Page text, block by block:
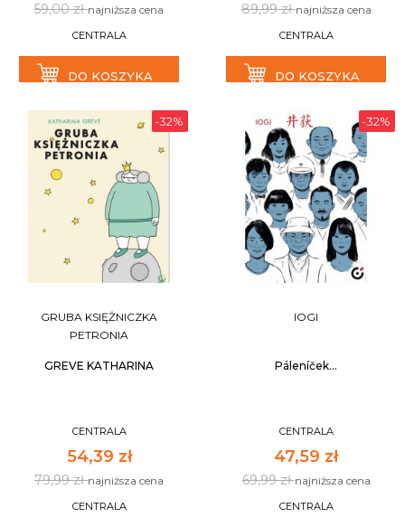
59,00 złnajniższa cena
CENTRALA
DO KOSZYKA
89,99 złnajniższa cena
CENTRALA
DO KOSZYKA
-32%
GRUBA KSIĘŻNICZKA
PETRONIA
GREVE KATHARINA
CENTRALA
54,39 zł
79,99 złnajniższa cena
CENTRALA
-32%
IOGI
Páleníček...
CENTRALA
47,59 zł
69,99 złnajniższa cena
CENTRALA